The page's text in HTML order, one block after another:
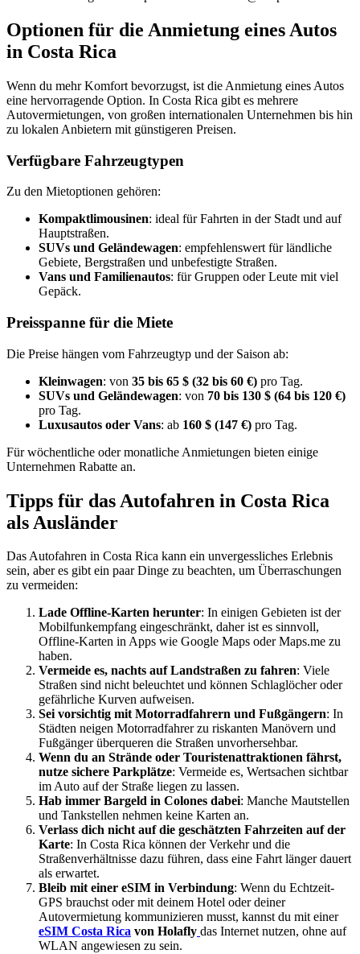
Optionen für die Anmietung eines Autos
in Costa Rica
Wenn du mehr Komfort bevorzugst, ist die Anmietung eines Autos
eine hervorragende Option. In Costa Rica gibt es mehrere
Autovermietungen, von großen internationalen Unternehmen bis hin
zu lokalen Anbietern mit günstigeren Preisen.
Verfügbare Fahrzeugtypen
Zu den Mietoptionen gehören:
Kompaktlimousinen: ideal für Fahrten in der Stadt und auf
Hauptstraßen.
SUVs und Geländewagen: empfehlenswert für ländliche
Gebiete, Bergstraßen und unbefestigte Straßen.
Vans und Familienautos: für Gruppen oder Leute mit viel
Gepäck.
Preisspanne für die Miete
Die Preise hängen vom Fahrzeugtyp und der Saison ab:
Kleinwagen: von 35 bis 65 $ (32 bis 60 €) pro Tag.
SUVs und Geländewagen: von 70 bis 130 $ (64 bis 120 €)
pro Tag.
Luxusautos oder Vans: ab 160 $ (147 €) pro Tag.
Für wöchentliche oder monatliche Anmietungen bieten einige
Unternehmen Rabatte an.
Tipps für das Autofahren in Costa Rica
als Ausländer
Das Autofahren in Costa Rica kann ein unvergessliches Erlebnis
sein, aber es gibt ein paar Dinge zu beachten, um Überraschungen
zu vermeiden:
Lade Offline-Karten herunter: In einigen Gebieten ist der
Mobilfunkempfang eingeschränkt, daher ist es sinnvoll,
Offline-Karten in Apps wie Google Maps oder Maps.me zu
haben.
Vermeide es, nachts auf Landstraßen zu fahren: Viele
Straßen sind nicht beleuchtet und können Schlaglöcher oder
gefährliche Kurven aufweisen.
Sei vorsichtig mit Motorradfahrern und Fußgängern: In
Städten neigen Motorradfahrer zu riskanten Manövern und
Fußgänger überqueren die Straßen unvorhersehbar.
Wenn du an Strände oder Touristenattraktionen fährst,
nutze sichere Parkplätze: Vermeide es, Wertsachen sichtbar
im Auto auf der Straße liegen zu lassen.
Hab immer Bargeld in Colones dabei: Manche Mautstellen
und Tankstellen nehmen keine Karten an.
Verlass dich nicht auf die geschätzten Fahrzeiten auf der
Karte: In Costa Rica können der Verkehr und die
Straßenverhältnisse dazu führen, dass eine Fahrt länger dauert
als erwartet.
Bleib mit einer eSIM in Verbindung: Wenn du Echtzeit-
GPS brauchst oder mit deinem Hotel oder deiner
Autovermietung kommunizieren musst, kannst du mit einer
eSIM Costa Rica von Holafly das Internet nutzen, ohne auf
WLAN angewiesen zu sein.